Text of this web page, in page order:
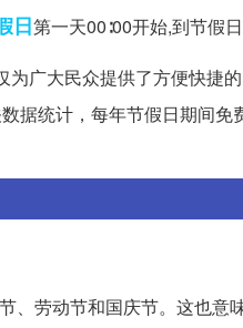
日第一天00∶00开始,到节假
广大民众提供了方便快捷
据统计，每年节假日期间免
、劳动节和国庆节。这也意